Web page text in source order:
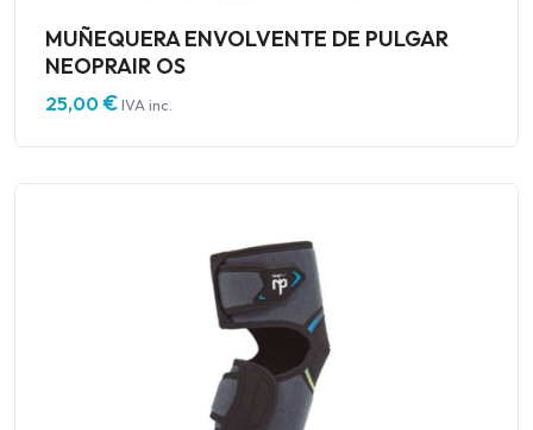
MUÑEQUERA ENVOLVENTE DE PULGAR
NEOPRAIR OS
25,00€IVA inc.